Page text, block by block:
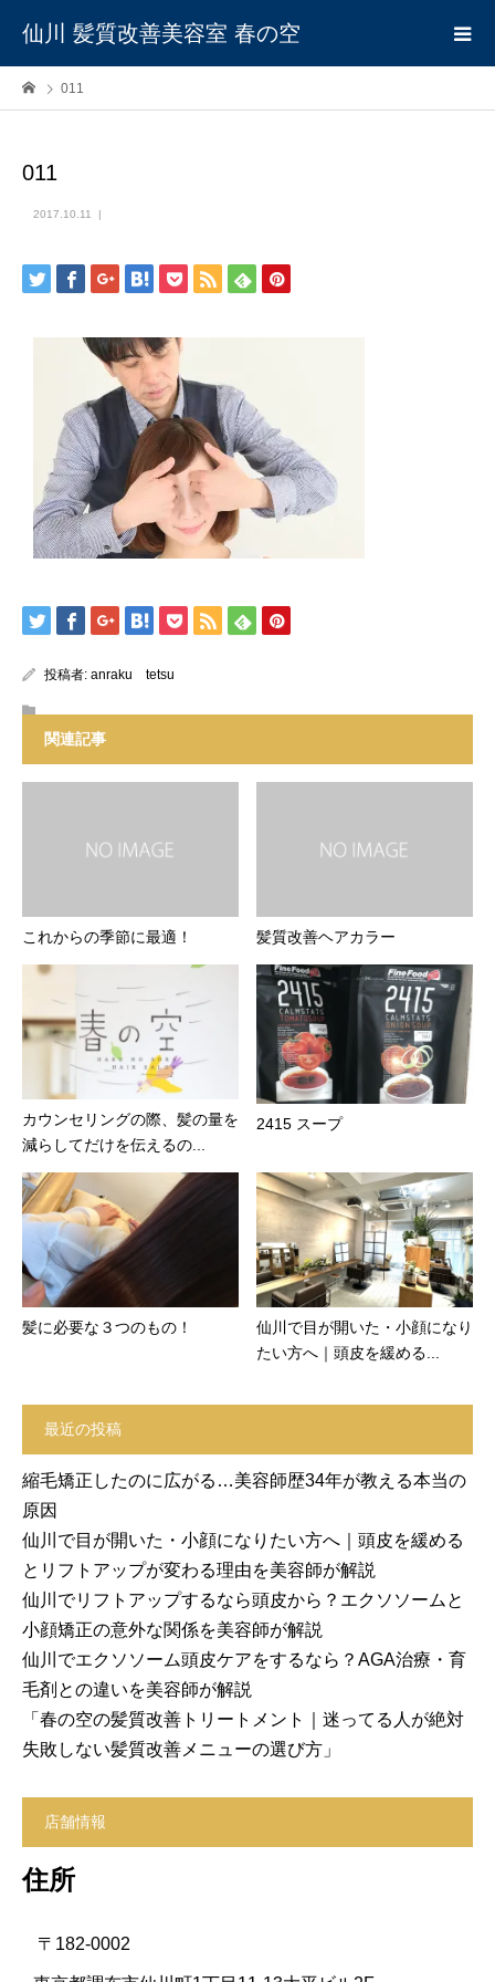
仙川 髪質改善美容室 春の空
011
011
2017.10.11
投稿者: anraku tetsu
関連記事
これからの季節に最適！ 髪質改善ヘアカラー
カウンセリングの際、髪の量を
減らしてだけを伝えるの...
2415 スープ
髪に必要な３つのもの！
仙川で目が開いた・小顔になり
たい方へ｜頭皮を緩める...
最近の投稿
縮毛矯正したのに広がる…美容師歴34年が教える本当の
原因
仙川で目が開いた・小顔になりたい方へ｜頭皮を緩める
とリフトアップが変わる理由を美容師が解説
仙川でリフトアップするなら頭皮から？エクソソームと
小顔矯正の意外な関係を美容師が解説
仙川でエクソソーム頭皮ケアをするなら？AGA治療・育
毛剤との違いを美容師が解説
「春の空の髪質改善トリートメント｜迷ってる人が絶対
失敗しない髪質改善メニューの選び方」
店舗情報
住所
〒182-0002